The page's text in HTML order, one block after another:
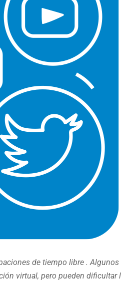
de tiempo libre .
virtual, pero pueden dificultar